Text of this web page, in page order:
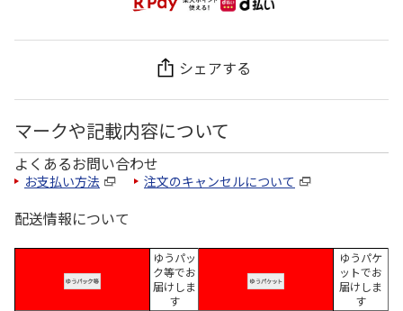
シェアする
マークや記載内容について
よくあるお問い合わせ
お支払い方法 注文のキャンセルについて
配送情報について
ゆうパッ
ク等でお
届けしま
す
ゆうパケ
ットでお
届けしま
す